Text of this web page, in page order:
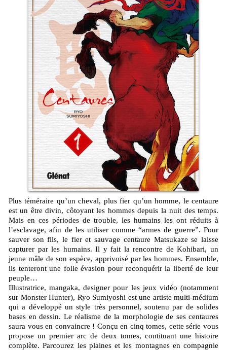
Plus téméraire qu’un cheval, plus fier qu’un homme, le centaure
est un être divin, côtoyant les hommes depuis la nuit des temps.
Mais en ces périodes de trouble, les humains les ont réduits à
l’esclavage, afin de les utiliser comme “armes de guerre”. Pour
sauver son fils, le fier et sauvage centaure Matsukaze se laisse
capturer par les humains. Il y fait la rencontre de Kohibari, un
jeune mâle de son espèce, apprivoisé par les hommes. Ensemble,
ils tenteront une folle évasion pour reconquérir la liberté de leur
peuple…
Illustratrice, mangaka, designer pour les jeux vidéo (notamment
sur Monster Hunter), Ryo Sumiyoshi est une artiste multi-médium
qui a développé un style très personnel, soutenu par de solides
bases en dessin. Le réalisme de la morphologie de ses centaures
saura vous en convaincre ! Conçu en cinq tomes, cette série vous
propose un premier arc de deux tomes, contituant une histoire
complète. Parcourez les plaines et les montagnes en compagnie